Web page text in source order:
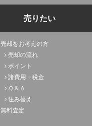
売りたい
売却をお考えの方
売却の流れ
ポイント
諸費用・税金
Ｑ＆Ａ
住み替え
無料査定